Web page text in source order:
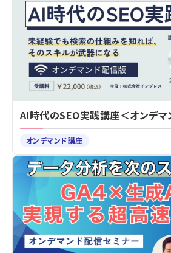
AI時代のSEO実践講座＜オンデマ
オンデマンド講座